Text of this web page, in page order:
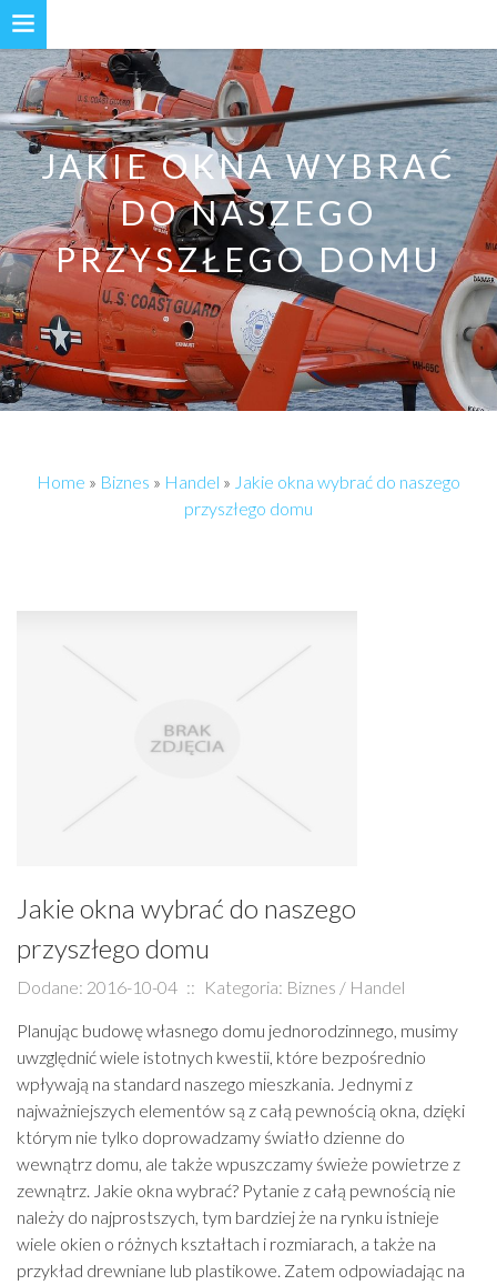
JAKIE OKNA WYBRAĆ
DO NASZEGO
PRZYSZŁEGO DOMU
Home » Biznes » Handel » Jakie okna wybrać do naszego
przyszłego domu
Jakie okna wybrać do naszego
przyszłego domu
Dodane: 2016-10-04 :: Kategoria: Biznes / Handel
Planując budowę własnego domu jednorodzinnego, musimy
uwzględnić wiele istotnych kwestii, które bezpośrednio
wpływają na standard naszego mieszkania. Jednymi z
najważniejszych elementów są z całą pewnością okna, dzięki
którym nie tylko doprowadzamy światło dzienne do
wewnątrz domu, ale także wpuszczamy świeże powietrze z
zewnątrz. Jakie okna wybrać? Pytanie z całą pewnością nie
należy do najprostszych, tym bardziej że na rynku istnieje
wiele okien o różnych kształtach i rozmiarach, a także na
przykład drewniane lub plastikowe. Zatem odpowiadając na